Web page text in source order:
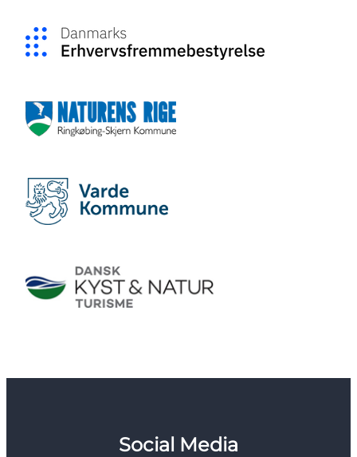
Social Media